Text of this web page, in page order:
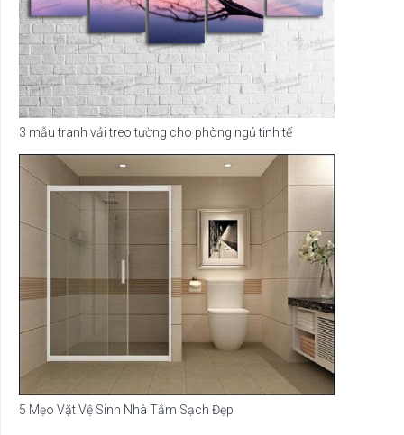
3 mẫu tranh vải treo tường cho phòng ngủ tinh tế
5 Mẹo Vặt Vệ Sinh Nhà Tắm Sạch Đẹp